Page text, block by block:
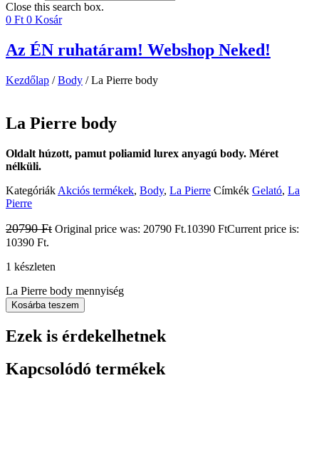
Close this search box.
0 Ft 0 Kosár
Az ÉN ruhatáram! Webshop Neked!
Kezdőlap /Body / La Pierre body
La Pierre body
Oldalt húzott, pamut poliamid lurex anyagú body. Méret
nélküli.
Kategóriák Akciós termékek, Body, La Pierre Címkék Gelató, La
Pierre
20790Ft Original price was: 20790 Ft.10390 FtCurrent price is:
10390 Ft.
1 készleten
La Pierre body mennyiség
Kosárba teszem
Ezek is érdekelhetnek
Kapcsolódó termékek